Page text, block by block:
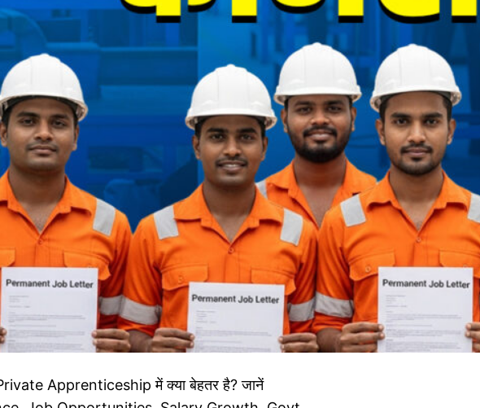
Apprenticeship में क्या बेहतर है? जानें